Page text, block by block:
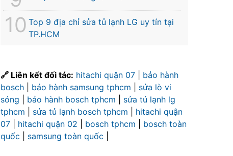
Top 9 địa chỉ sửa tủ lạnh LG uy tín tại
TP.HCM
🔗 Liên kết đối tác: hitachi quận 07
bảo hành
bosch
bảo hành samsung tphcm
sửa lò vi
sóng
bảo hành bosch tphcm
sửa tủ lạnh lg
tphcm
sửa tủ lạnh bosch tphcm
hitachi quận
07
hitachi quận 02 bosch tphcm
bosch toàn
quốc
samsung toàn quốc